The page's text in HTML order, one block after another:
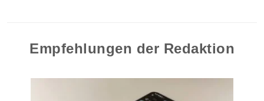
Empfehlungen der Redaktion